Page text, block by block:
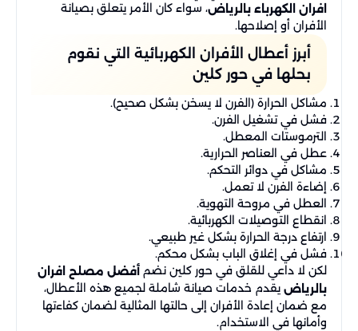
افران الكهرباء بالرياض، سواء كان الأمر يتعلق بصيانة
الأفران أو إصلاحها.
أبرز أعطال الأفران الكهربائية التي نقوم
بحلها في حور كلين
مشاكل الحرارة (الفرن لا يسخن بشكل صحيح).
فشل في تشغيل الفرن.
الترموستات المعطل.
عطل في العناصر الحرارية.
مشاكل في دوائر التحكم.
إضاءة الفرن لا تعمل.
العطل في مروحة التهوية.
انقطاع التوصيلات الكهربائية.
ارتفاع درجة الحرارة بشكل غير طبيعي.
فشل في إغلاق الباب بشكل محكم.
لكن لا داعي للقلق في حور كلين نضم أفضل مصلح افران
بالرياض يقدم خدمات صيانة شاملة لجميع هذه الأعطال،
مع ضمان إعادة الأفران إلى حالتها المثالية لضمان كفاءتها
وأمانها في الاستخدام.